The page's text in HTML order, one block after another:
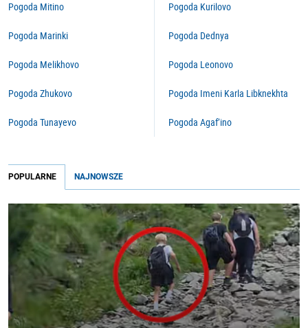
Pogoda Mitino
Pogoda Marinki
Pogoda Melikhovo
Pogoda Zhukovo
Pogoda Tunayevo
Pogoda Kurilovo
Pogoda Dednya
Pogoda Leonovo
Pogoda Imeni Karla Libknekhta
Pogoda Agaf’ino
POPULARNE NAJNOWSZE